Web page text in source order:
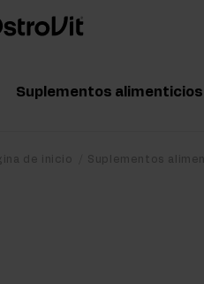
Suplementos alimenticios
de inicio Suplementos